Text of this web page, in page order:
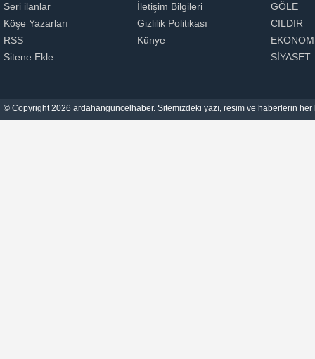
Seri ilanlar
Köşe Yazarları
RSS
Sitene Ekle
İletişim Bilgileri
Gizlilik Politikası
Künye
GÖLE
CILDIR
SİYASET
© Copyright 2026 ardahanguncelhaber. Sitemizdeki yazı, resim ve haberlerin her